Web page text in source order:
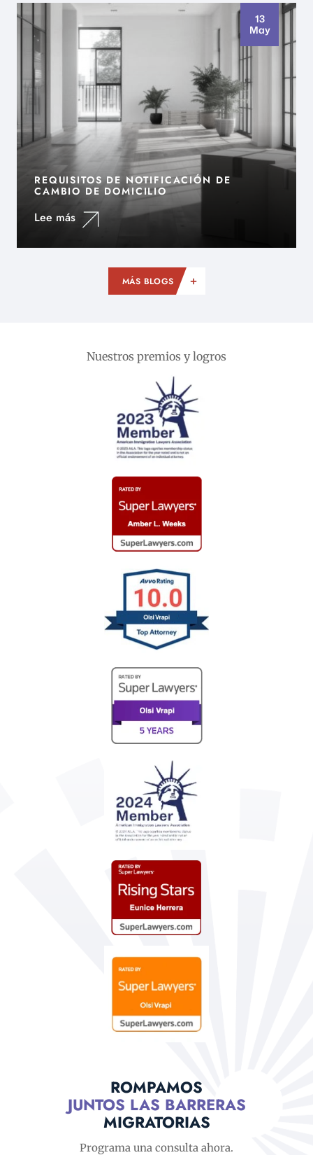
13
May
REQUISITOS DE NOTIFICACIÓN DE
CAMBIO DE DOMICILIO
Lee más
MÁS BLOGS
Nuestros premios y logros
ROMPAMOS
JUNTOS LAS BARRERAS
MIGRATORIAS
Programa una consulta ahora.